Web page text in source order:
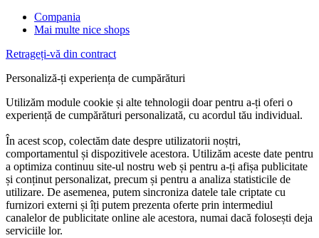
Compania
Mai multe nice shops
Retrageți-vă din contract
Personaliză-ți experiența de cumpărături
Utilizăm module cookie și alte tehnologii doar pentru a-ți oferi o
experiență de cumpărături personalizată, cu acordul tău individual.
În acest scop, colectăm date despre utilizatorii noștri,
comportamentul și dispozitivele acestora. Utilizăm aceste date pentru
a optimiza continuu site-ul nostru web și pentru a-ți afișa publicitate
și conținut personalizat, precum și pentru a analiza statisticile de
utilizare. De asemenea, putem sincroniza datele tale criptate cu
furnizori externi și îți putem prezenta oferte prin intermediul
canalelor de publicitate online ale acestora, numai dacă folosești deja
serviciile lor.